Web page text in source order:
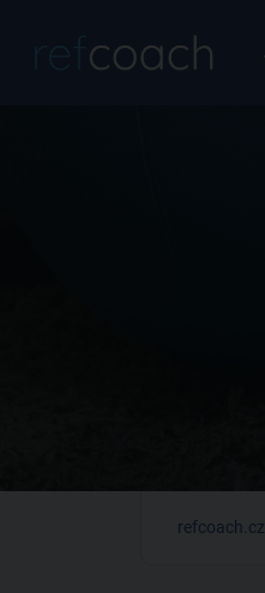
refcoach.cz